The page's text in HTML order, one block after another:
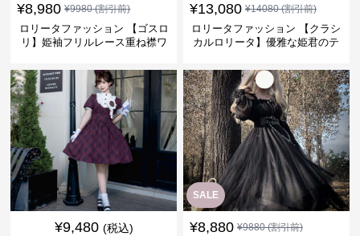
¥8,980 ¥9980(割引前)
ロリータファッション 【ゴスロ
リ】姫袖フリルレース重ね襟ワ
¥13,080 ¥14080(割引前)
ロリータファッション 【クラシ
カルロリータ】優雅な姫君のテ
¥9,480 (税込)
SALE
¥8,880 ¥9880(割引前)